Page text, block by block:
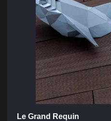
Le Grand Requin